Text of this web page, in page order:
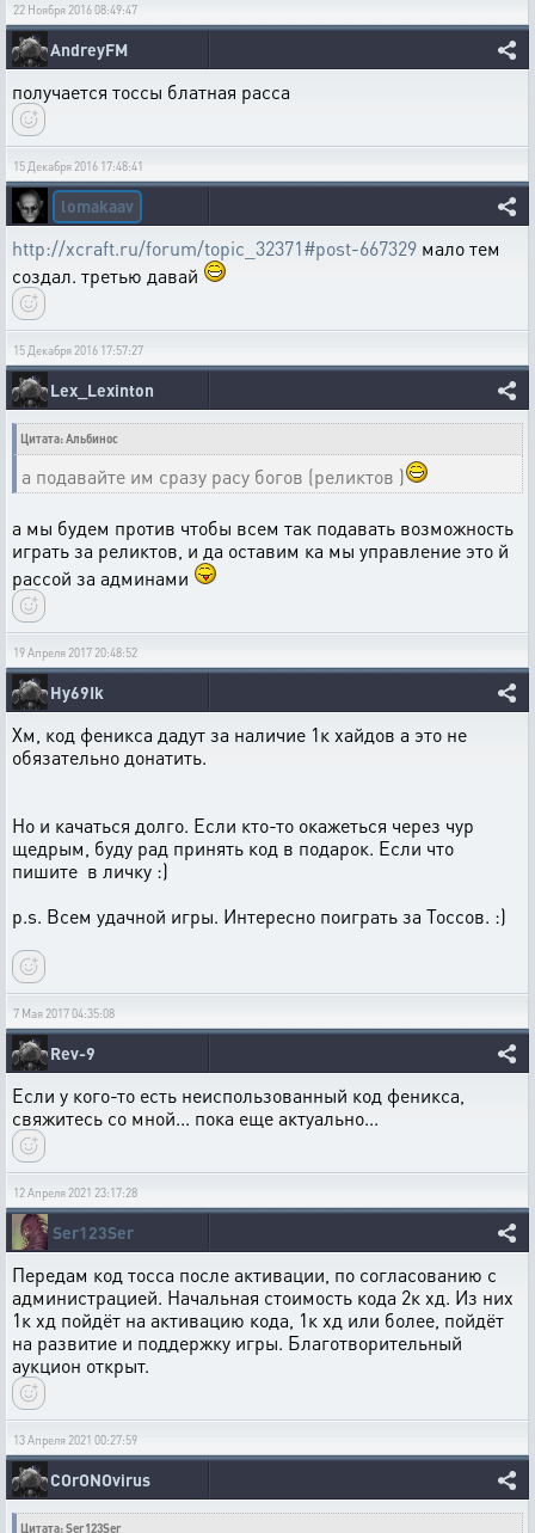
22 Ноября 2016 08:49:47
AndreyFM
получается тоссы блатная расса
15 Декабря 2016 17:48:41
lomakaav
http://xcraft.ru/forum/topic_32371#post-667329 мало тем
создал. третью давай
15 Декабря 2016 17:57:27
Lex_Lexinton
Цитата: Альбинос
а подавайте им сразу расу богов (реликтов )
а мы будем против чтобы всем так подавать возможность
играть за реликтов, и да оставим ка мы управление это й
рассой за админами
19 Апреля 2017 20:48:52
Hy69Ik
Хм, код феникса дадут за наличие 1к хайдов а это не
обязательно донатить.
Но и качаться долго. Если кто-то окажеться через чур
щедрым, буду рад принять код в подарок. Если что
пишите в личку :)
p.s. Всем удачной игры. Интересно поиграть за Тоссов. :)
7 Мая 2017 04:35:08
Rev-9
Если у кого-то есть неиспользованный код феникса,
свяжитесь со мной... пока еще актуально...
12 Апреля 2021 23:17:28
Ser123Ser
Передам код тосса после активации, по согласованию с
администрацией. Начальная стоимость кода 2к хд. Из них
1к хд пойдёт на активацию кода, 1к хд или более, пойдёт
на развитие и поддержку игры. Благотворительный
аукцион открыт.
13 Апреля 2021 00:27:59
COrONOvirus
Цитата: Ser123Ser